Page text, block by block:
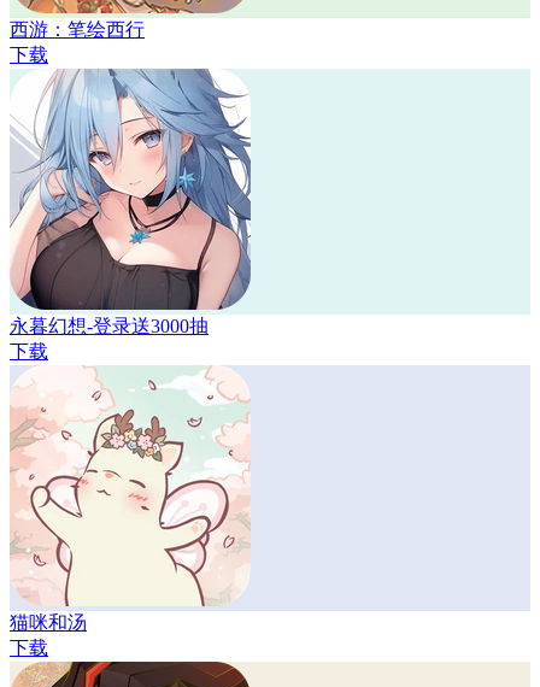
西游：笔绘西行
下载
永暮幻想-登录送3000抽
下载
猫咪和汤
下载